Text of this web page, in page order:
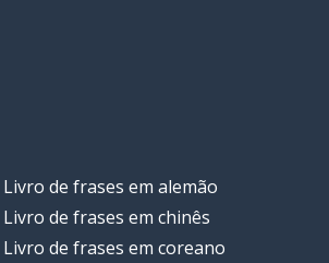
Livro de frases em alemão
Livro de frases em chinês
Livro de frases em coreano